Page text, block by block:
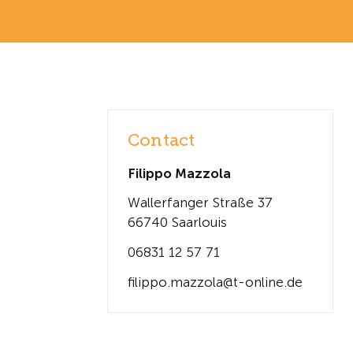
Contact
Filippo Mazzola
Wallerfanger Straße 37
66740 Saarlouis
06831 12 57 71
filippo.mazzola@t-online.de